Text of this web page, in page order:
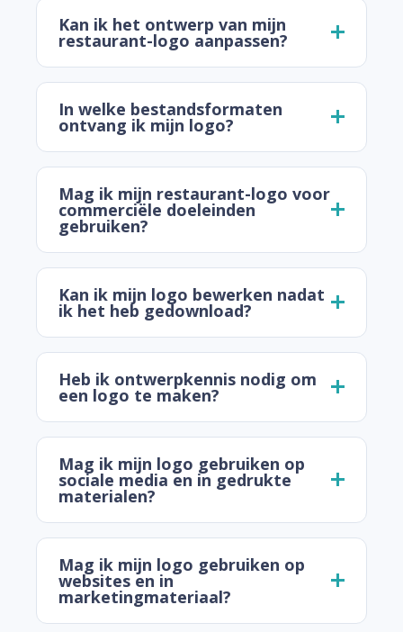
Kan ik het ontwerp van mijn
restaurant-logo aanpassen?
In welke bestandsformaten
ontvang ik mijn logo?
Mag ik mijn restaurant-logo voor
commerciële doeleinden
gebruiken?
Kan ik mijn logo bewerken nadat
ik het heb gedownload?
Heb ik ontwerpkennis nodig om
een logo te maken?
Mag ik mijn logo gebruiken op
sociale media en in gedrukte
materialen?
Mag ik mijn logo gebruiken op
websites en in
marketingmateriaal?